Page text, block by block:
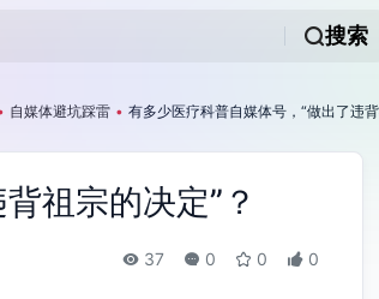
搜索
自媒体避坑踩雷 • 有多少医疗科普自媒体号，“做出了违
祖宗的决定”？
37 0 0 0